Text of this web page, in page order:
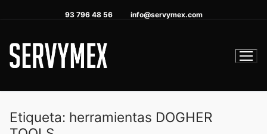
93 796 48 56 info@servymex.com
Etiqueta: herramientas DOGHER